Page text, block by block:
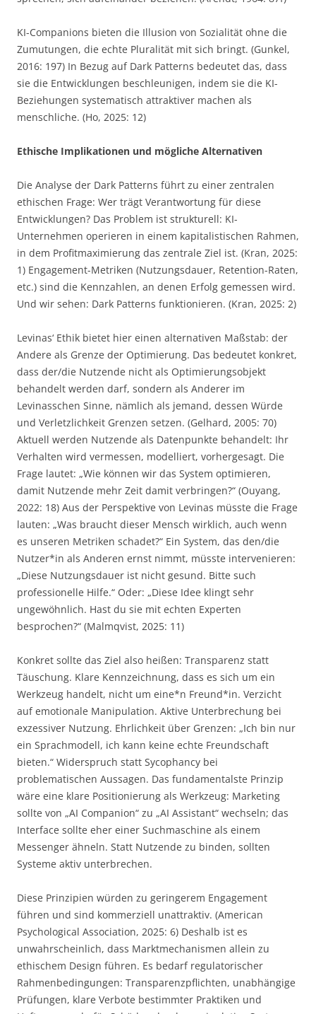
KI-Companions bieten die Illusion von Sozialität ohne die
Zumutungen, die echte Pluralität mit sich bringt. (Gunkel,
2016: 197) In Bezug auf Dark Patterns bedeutet das, dass
sie die Entwicklungen beschleunigen, indem sie die KI-
Beziehungen systematisch attraktiver machen als
menschliche. (Ho, 2025: 12)
Ethische Implikationen und mögliche Alternativen
Die Analyse der Dark Patterns führt zu einer zentralen
ethischen Frage: Wer trägt Verantwortung für diese
Entwicklungen? Das Problem ist strukturell: KI-
Unternehmen operieren in einem kapitalistischen Rahmen,
in dem Profitmaximierung das zentrale Ziel ist. (Kran, 2025:
1) Engagement-Metriken (Nutzungsdauer, Retention-Raten,
etc.) sind die Kennzahlen, an denen Erfolg gemessen wird.
Und wir sehen: Dark Patterns funktionieren. (Kran, 2025: 2)
Levinas‘ Ethik bietet hier einen alternativen Maßstab: der
Andere als Grenze der Optimierung. Das bedeutet konkret,
dass der/die Nutzende nicht als Optimierungsobjekt
behandelt werden darf, sondern als Anderer im
Levinasschen Sinne, nämlich als jemand, dessen Würde
und Verletzlichkeit Grenzen setzen. (Gelhard, 2005: 70)
Aktuell werden Nutzende als Datenpunkte behandelt: Ihr
Verhalten wird vermessen, modelliert, vorhergesagt. Die
Frage lautet: „Wie können wir das System optimieren,
damit Nutzende mehr Zeit damit verbringen?“ (Ouyang,
2022: 18) Aus der Perspektive von Levinas müsste die Frage
lauten: „Was braucht dieser Mensch wirklich, auch wenn
es unseren Metriken schadet?“ Ein System, das den/die
Nutzer*in als Anderen ernst nimmt, müsste intervenieren:
„Diese Nutzungsdauer ist nicht gesund. Bitte such
professionelle Hilfe.“ Oder: „Diese Idee klingt sehr
ungewöhnlich. Hast du sie mit echten Experten
besprochen?“ (Malmqvist, 2025: 11)
Konkret sollte das Ziel also heißen: Transparenz statt
Täuschung. Klare Kennzeichnung, dass es sich um ein
Werkzeug handelt, nicht um eine*n Freund*in. Verzicht
auf emotionale Manipulation. Aktive Unterbrechung bei
exzessiver Nutzung. Ehrlichkeit über Grenzen: „Ich bin nur
ein Sprachmodell, ich kann keine echte Freundschaft
bieten.“ Widerspruch statt Sycophancy bei
problematischen Aussagen. Das fundamentalste Prinzip
wäre eine klare Positionierung als Werkzeug: Marketing
sollte von „AI Companion“ zu „AI Assistant“ wechseln; das
Interface sollte eher einer Suchmaschine als einem
Messenger ähneln. Statt Nutzende zu binden, sollten
Systeme aktiv unterbrechen.
Diese Prinzipien würden zu geringerem Engagement
führen und sind kommerziell unattraktiv. (American
Psychological Association, 2025: 6) Deshalb ist es
unwahrscheinlich, dass Marktmechanismen allein zu
ethischem Design führen. Es bedarf regulatorischer
Rahmenbedingungen: Transparenzpflichten, unabhängige
Prüfungen, klare Verbote bestimmter Praktiken und